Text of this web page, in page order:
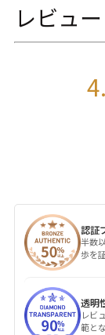
レビュー
認証
半数
歩を
透明
レビ
範と